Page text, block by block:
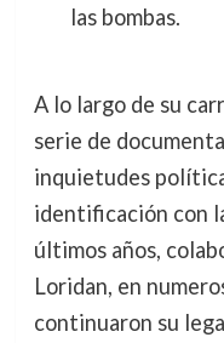
las bombas.
A lo largo de su
serie de
inquietudes
identificación con
últimos años,
Loridan, en
continuaron su